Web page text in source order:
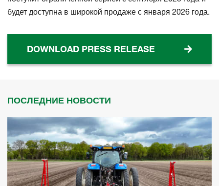
будет доступна в широкой продаже с января 2026 года.
DOWNLOAD PRESS RELEASE
ПОСЛЕДНИЕ НОВОСТИ